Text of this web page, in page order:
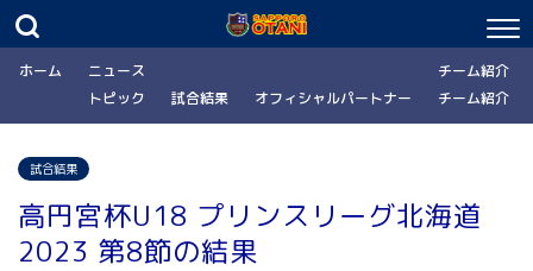
ホーム
ニュース
トピック
試合結果 オフィシャルパートナー
チーム紹介
チーム紹介
試合結果
高円宮杯U18 プリンスリーグ北海道
2023 第8節の結果